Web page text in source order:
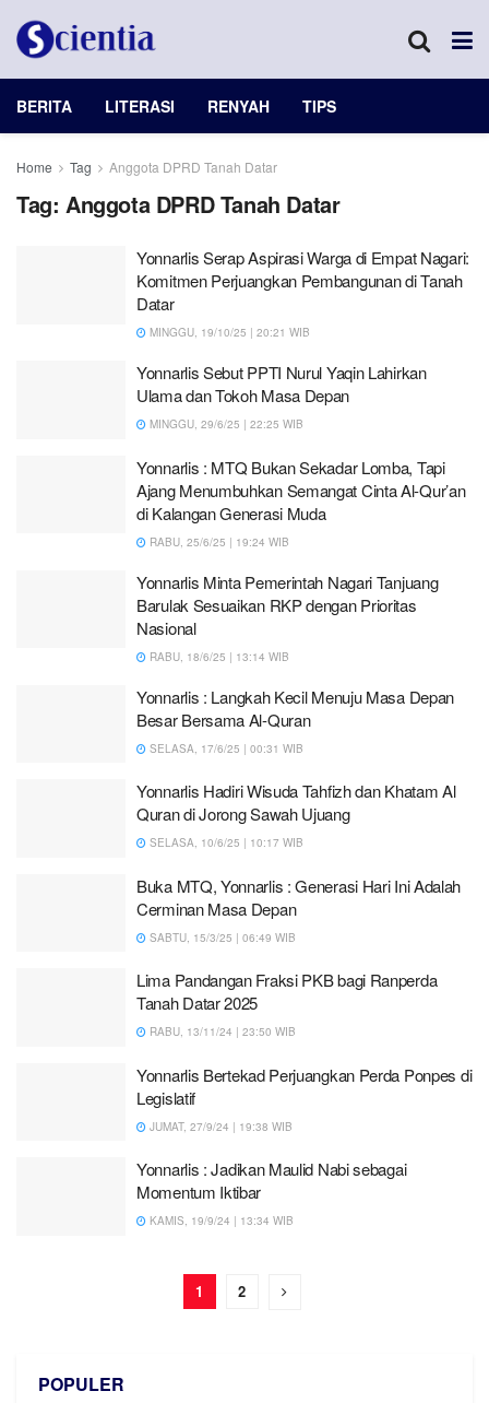
BERITA LITERASI RENYAH TIPS
Home Tag Anggota DPRD Tanah Datar
Tag: Anggota DPRD Tanah Datar
Yonnarlis Serap Aspirasi Warga di Empat Nagari:
Komitmen Perjuangkan Pembangunan di Tanah
Datar
MINGGU, 19/10/25 | 20:21 WIB
Yonnarlis Sebut PPTI Nurul Yaqin Lahirkan
Ulama dan Tokoh Masa Depan
MINGGU, 29/6/25 | 22:25 WIB
Yonnarlis : MTQ Bukan Sekadar Lomba, Tapi
Ajang Menumbuhkan Semangat Cinta Al-Qur’an
di Kalangan Generasi Muda
RABU, 25/6/25 | 19:24 WIB
Yonnarlis Minta Pemerintah Nagari Tanjuang
Barulak Sesuaikan RKP dengan Prioritas
Nasional
RABU, 18/6/25 | 13:14 WIB
Yonnarlis : Langkah Kecil Menuju Masa Depan
Besar Bersama Al-Quran
SELASA, 17/6/25 | 00:31 WIB
Yonnarlis Hadiri Wisuda Tahfizh dan Khatam Al
Quran di Jorong Sawah Ujuang
SELASA, 10/6/25 | 10:17 WIB
Buka MTQ, Yonnarlis : Generasi Hari Ini Adalah
Cerminan Masa Depan
SABTU, 15/3/25 | 06:49 WIB
Lima Pandangan Fraksi PKB bagi Ranperda
Tanah Datar 2025
RABU, 13/11/24 | 23:50 WIB
Yonnarlis Bertekad Perjuangkan Perda Ponpes di
Legislatif
JUMAT, 27/9/24 | 19:38 WIB
Yonnarlis : Jadikan Maulid Nabi sebagai
Momentum Iktibar
KAMIS, 19/9/24 | 13:34 WIB
1 2
POPULER